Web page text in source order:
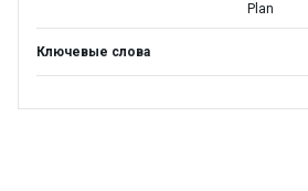
Plan
Ключевые слова